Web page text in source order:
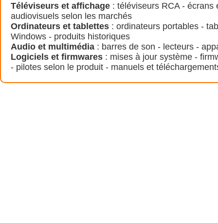
Téléviseurs et affichage : téléviseurs RCA - écrans
audiovisuels selon les marchés
Ordinateurs et tablettes : ordinateurs portables -
Windows - produits historiques
Audio et multimédia : barres de son - lecteurs -
Logiciels et firmwares : mises à jour système -
- pilotes selon le produit - manuels et